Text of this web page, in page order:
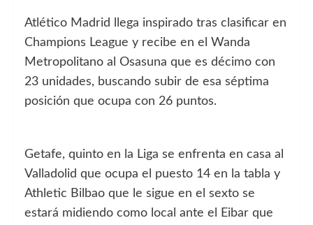
Atlético Madrid llega inspirado tras clasificar en
Champions League y recibe en el Wanda
Metropolitano al Osasuna que es décimo con
23 unidades, buscando subir de esa séptima
posición que ocupa con 26 puntos.
Getafe, quinto en la Liga se enfrenta en casa al
Valladolid que ocupa el puesto 14 en la tabla y
Athletic Bilbao que le sigue en el sexto se
estará midiendo como local ante el Eibar que